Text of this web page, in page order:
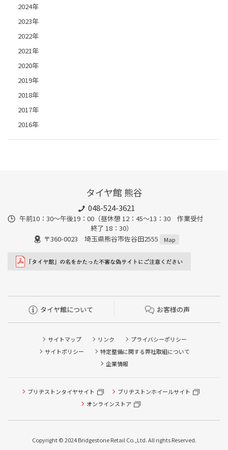
2024年
2023年
2022年
2021年
2020年
2019年
2018年
2017年
2016年
タイヤ館 熊谷
048-524-3621
午前10：30～午後19：00（昼休憩 12：45～13：30 作業受付
終了 18：30）
〒360-0023 埼玉県熊谷市佐谷田2555
Map
タイヤ館について お客様の声
サイトマップ リンク
プライバシーポリシー
サイトポリシー
特定整備に関する弊社取組について
企業情報
ブリヂストンタイヤサイト
ブリヂストンホイールサイト
オンラインストア
Copyright © 2024 Bridgestone Retail Co.,Ltd. All rights Reserved.
タイヤ点検・安全点検/タイヤ履き替え/オイル交換/その他
ピット作業の予約
本日のタイヤ履き替え順番待ち予約 ※クローク契約会員の